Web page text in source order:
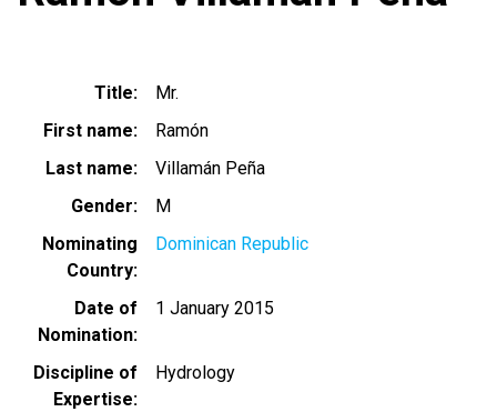
Title
Mr.
First name
Ramón
Last name
Villamán Peña
Gender
M
Nominating
Country
Dominican Republic
Date of
Nomination
1 January 2015
Discipline of
Expertise
Hydrology